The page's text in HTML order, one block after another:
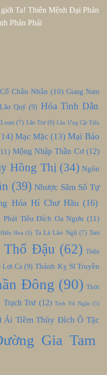
Ta! Thiên Mệnh Đại Phản
Phản Phái
Cổ Chân Nhân (10) Giang Nam
Quỷ (9) Hỏa Tinh Dẫn
Loạn (7) Lão Trư(6) Lão Ưng Cật Tiểu
Mạc Mặc (13) Mại Báo
Mộng Nhập Thần Cơ(12)
Hồng Thị(34) Ngôn
(39) Nhược Sâm Số Tự
Hỏa Hí Chư Hầu(16)
Phát Tiêu Đích Oa Ngưu (11)
Hoa (5) Ta Là Lão Ngũ (7) Tam
Thổ Đậu (62) Thiện
Lợi Ca(9) Thánh Kỵ Sĩ Truyền
Đông (90) Thời
Trạch Trư (12) Tịnh Vô Ngân (5)
Ái Tiềm Thủy Đích Ô Tặc
Gia Tam